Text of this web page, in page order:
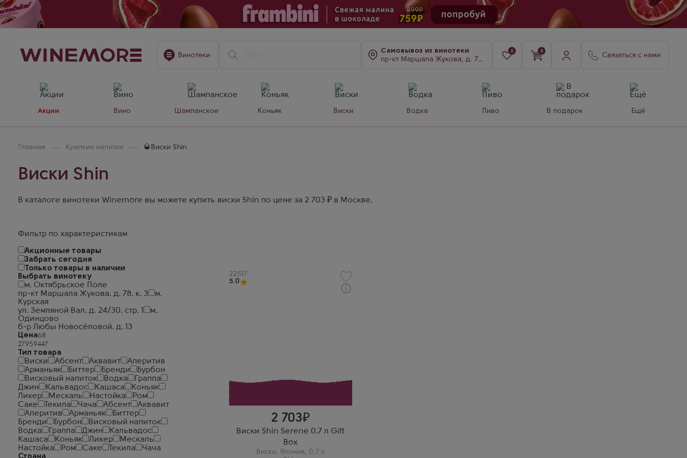
Винотеки
Самовывоз из винотеки
пр-кт Маршала Жукова, д. 78, к. 3
0 0
Связаться с нами
Акции Вино Шампанское Коньяк Виски Водка Пиво В подарок Ещё
Главная Крепкие напитки 🥃Виски Shin
Виски Shin
В каталоге винотеки Winemore вы можете купить виски Shin по цене за 2 703 ₽ в Москве.
Фильтр по характеристикам
Акционные товары
Забрать сегодня
Только товары в наличии
Выбрать винотеку
м. Октябрьское Поле
пр-кт Маршала Жукова. д. 78. к. 3
м.
Курская
ул. Земляной Вал. д. 24/30. стр. 1
м.
Одинцово
б-р Любы Новосёловой. д. 13
Цена
Тип товара
Виски
Абсент Аквавит
Аперитив
Арманьяк
Биттер Бренди
Бурбон
Висковый напиток
Водка
Граппа
Джин
Кальвадос Кашаса
Коньяк
Ликер
Мескаль Настойка
Ром
Саке
Текила Чача Абсент
Аквавит
Аперитив
Арманьяк
Биттер
Бренди
Бурбон
Висковый напиток
Водка
Граппа Джин
Кальвадос
Кашаса
Коньяк Ликер
Мескаль
Настойка
Ром Саке Текила
Чача
Артикул
22517
5.0
2 703
Виски Shin Serene 0.7 л Gift
Box
Виски, Япония, 0,7 л
Этот виски - идеальное